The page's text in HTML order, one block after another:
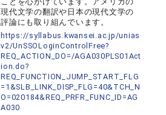
現代文学の翻訳や日本の現代文学の
評論にも取り組んでいます。
https://syllabus.kwansei.ac.jp/unias
v2/UnSSOLoginControlFree?
REQ_ACTION_DO=/AGA030PLS01Act
ion.do?
REQ_FUNCTION_JUMP_START_FLG
=1&SLB_LINK_DISP_FLG=40&TCH_N
O=020184&REQ_PRFR_FUNC_ID=AG
A030